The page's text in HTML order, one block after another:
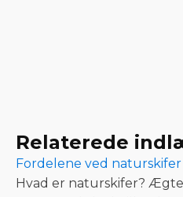
Relaterede
Fordelene ved
Hvad er naturskifer?